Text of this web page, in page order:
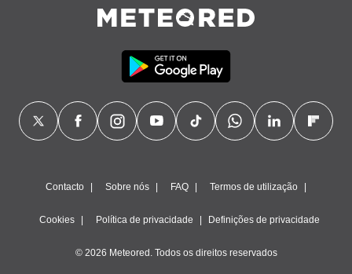
Contacto Sobre nós FAQ Termos de utilização
Cookies Política de privacidade Definições de privacidade
© 2026 Meteored. Todos os direitos reservados